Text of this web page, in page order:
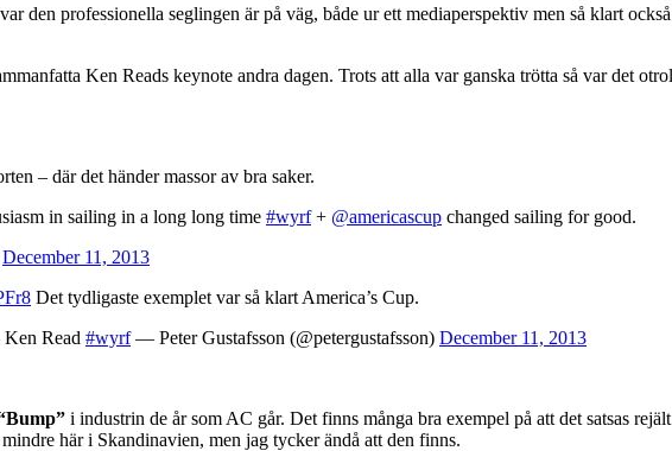
den professionella seglingen är på väg, både ur ett mediaperspektiv men så klart
Ken Reads keynote andra dagen. Trots att alla var ganska trötta så var det
– där det händer massor av bra saker.
in sailing in a long long time #wyrf+ @americascup changed sailing for good.
December 11, 2013
Det tydligaste exemplet var så klart America’s Cup.
Read #wyrf— Peter Gustafsson (@petergustafsson) December 11, 2013
i industrin de år som AC går. Det finns många bra exempel på att det satsas
här i Skandinavien, men jag tycker ändå att den finns.